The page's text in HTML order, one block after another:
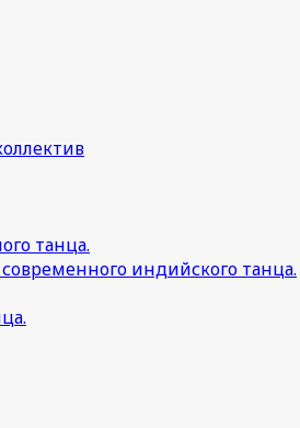
танца.
индийского танца.